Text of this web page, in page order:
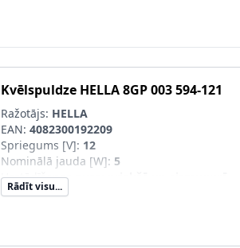
Kvēlspuldze HELLA8GP 003 594-121
Ražotājs: HELLA
EAN: 4082300192209
Spriegums [V]: 12
Nominālā jauda [W]: 5
Uzstādīšanas puse
Lampas tips:
Rādīt visu...